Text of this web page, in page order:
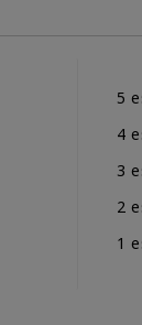
5
4
3
2
1